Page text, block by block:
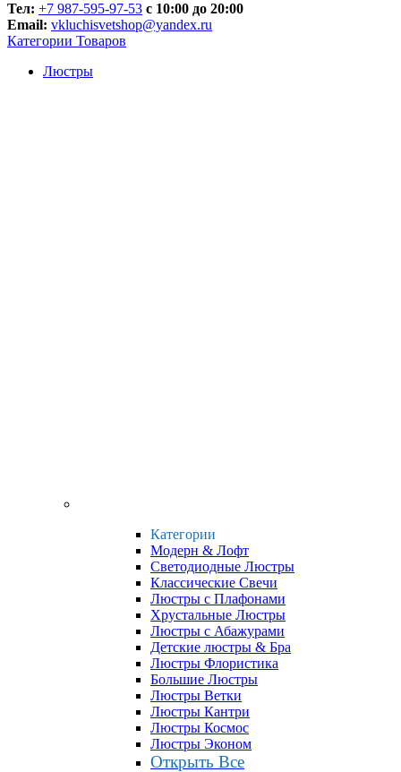
Тел: +7 987-595-97-53 с 10:00 до 20:00
Email: vkluchisvetshop@yandex.ru
Категории Товаров
Люстры
Категории
Модерн & Лофт
Светодиодные Люстры
Классические Свечи
Люстры с Плафонами
Хрустальные Люстры
Люстры с Абажурами
Детские люстры & Бра
Люстры Флористика
Большие Люстры
Люстры Ветки
Люстры Кантри
Люстры Космос
Люстры Эконом
Открыть Все